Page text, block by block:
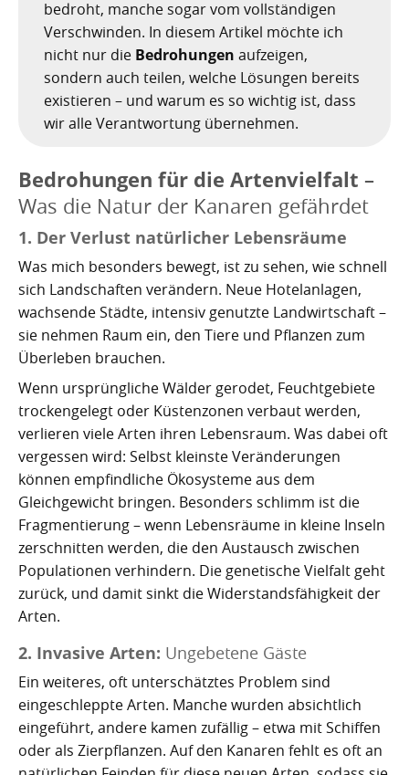
Los Gigantes
Das Observatorium
Pyramiden von Güímar
Giftige Insekten und Spinnen auf den Kanaren
Riesenkalmare in den Gewässern um die Kanarischen
Inseln
Garachico
Granadilla de Abona
Güímar
Guía de Isora
Icod de los Vinos
La Guancha
La Victoria de Acentejo
Los Realejos
Los Silos
Puerto de la Cruz
San Cristóbal de La Laguna
San Juan de la Rambla
San Miguel de Abona
Santa Cruz de Tenerife
Santiago del Teide
Tacoronte
Tegueste
Achamán - Himmelsgott der Guanchen
Guayota - Teide, Feuer und die Logik der Angst
Magec - Sonne, Licht und Kalenderwissen
Chaxiraxi - Muttergöttin der Guanchen
Achuguayo - Mond, Zeit und heilige Schluchten
San Borondón
Wie Kastilien die Kanarischen Inseln unterwarf
Die Schlachten um Teneriffa
Der Widerstand
Konstanz und Teneriffa
Piratenangriffe auf Teneriffa im 16. Jahrhundert
Amaro Pargo
Garachico 1706
Die Schlacht von Santa Cruz 1797
Kartoffelrevolution 1846
Verworfenes Exil
Franco auf Teneriffa
Thor Heyerdahl und die Pyramiden von Güímar
Nachhaltig bauen und sanieren auf den Kanaren
Walbeobachtung statt Show
Star Wars auf Teneriffa?
Ferienwohnungen legal vermieten
Finca oder Ferienhaus?
Die Cochenille-Schildlaus
Teneriffas Naturwunder
Zwischen Urlaubsparadies und Quantenwunder
Die Guanchen
Legenden, Geheimnisse und die stille Logik Teneriffas
La Palma und die Tsunami-Erzählung
bedroht, manche sogar vom vollständigen
Verschwinden. In diesem Artikel möchte ich
nicht nur die Bedrohungen aufzeigen,
sondern auch teilen, welche Lösungen bereits
existieren – und warum es so wichtig ist, dass
wir alle Verantwortung übernehmen.
Bedrohungen für die Artenvielfalt –
Was die Natur der Kanaren gefährdet
1. Der Verlust natürlicher Lebensräume
Was mich besonders bewegt, ist zu sehen, wie schnell
sich Landschaften verändern. Neue Hotelanlagen,
wachsende Städte, intensiv genutzte Landwirtschaft –
sie nehmen Raum ein, den Tiere und Pflanzen zum
Überleben brauchen.
Wenn ursprüngliche Wälder gerodet, Feuchtgebiete
trockengelegt oder Küstenzonen verbaut werden,
verlieren viele Arten ihren Lebensraum. Was dabei oft
vergessen wird: Selbst kleinste Veränderungen
können empfindliche Ökosysteme aus dem
Gleichgewicht bringen. Besonders schlimm ist die
Fragmentierung – wenn Lebensräume in kleine Inseln
zerschnitten werden, die den Austausch zwischen
Populationen verhindern. Die genetische Vielfalt geht
zurück, und damit sinkt die Widerstandsfähigkeit der
Arten.
2. Invasive Arten: Ungebetene Gäste
Ein weiteres, oft unterschätztes Problem sind
eingeschleppte Arten. Manche wurden absichtlich
eingeführt, andere kamen zufällig – etwa mit Schiffen
oder als Zierpflanzen. Auf den Kanaren fehlt es oft an